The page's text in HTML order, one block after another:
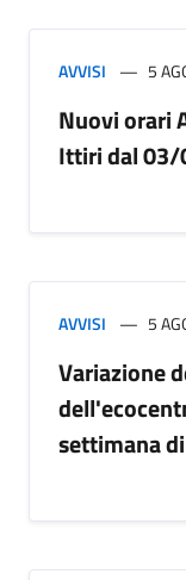
AVVISI 5
Nuovi orari
Ittiri dal
AVVISI 5
Variazione
settimana